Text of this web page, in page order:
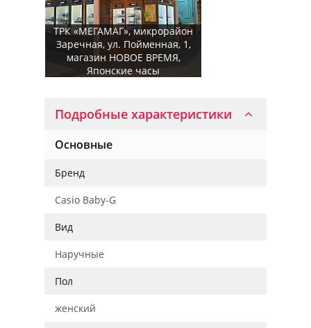
ТРК «МЕГАМАГ», микрорайон
Заречная, ул. Пойменная, 1,
магазин НОВОЕ ВРЕМЯ,
Японские часы
Подробные характеристики
Основные
Бренд
Casio Baby-G
Вид
Наручные
Пол
женский